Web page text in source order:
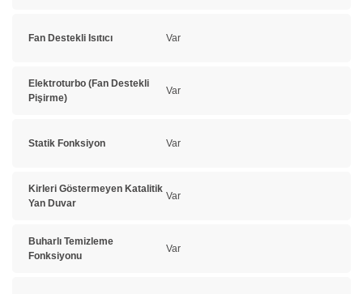
Fan Destekli Isıtıcı Var
Elektroturbo (Fan Destekli
Pişirme)
Var
Statik Fonksiyon Var
Kirleri Göstermeyen Katalitik
Yan Duvar
Var
Buharlı Temizleme
Fonksiyonu
Var